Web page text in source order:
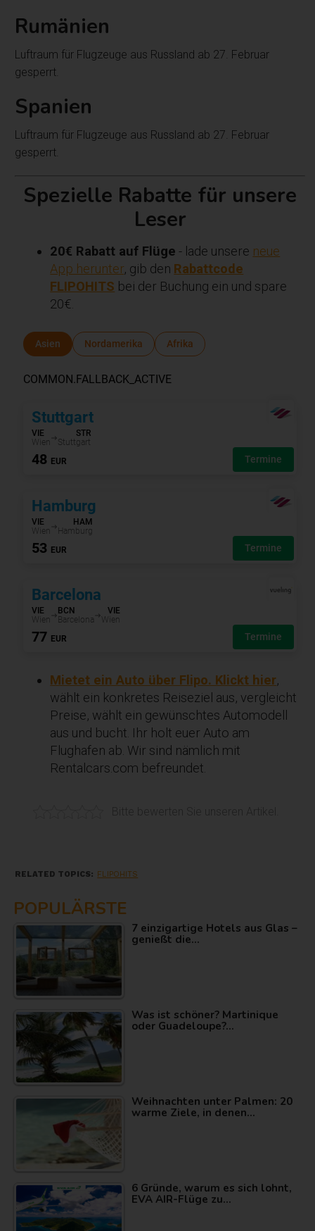
Rumänien
Luftraum für Flugzeuge aus Russland ab 27. Februar
gesperrt.
Spanien
Luftraum für Flugzeuge aus Russland ab 27. Februar
gesperrt.
Spezielle Rabatte für unsere
Leser
20€ Rabatt auf Flüge - lade unsere neue
App herunter, gib den Rabattcode
FLIPOHITS bei der Buchung ein und spare
20€.
Mietet ein Auto über Flipo. Klickt hier,
wählt ein konkretes Reiseziel aus, vergleicht
Preise, wählt ein gewünschtes Automodell
aus und bucht. Ihr holt euer Auto am
Flughafen ab. Wir sind nämlich mit
Rentalcars.com befreundet.
RELATED TOPICS: FLIPOHITS
POPULÄRSTE
7 einzigartige Hotels aus Glas –
genießt die…
Was ist schöner? Martinique
oder Guadeloupe?…
Weihnachten unter Palmen: 20
warme Ziele, in denen…
6 Gründe, warum es sich lohnt,
EVA AIR-Flüge zu…